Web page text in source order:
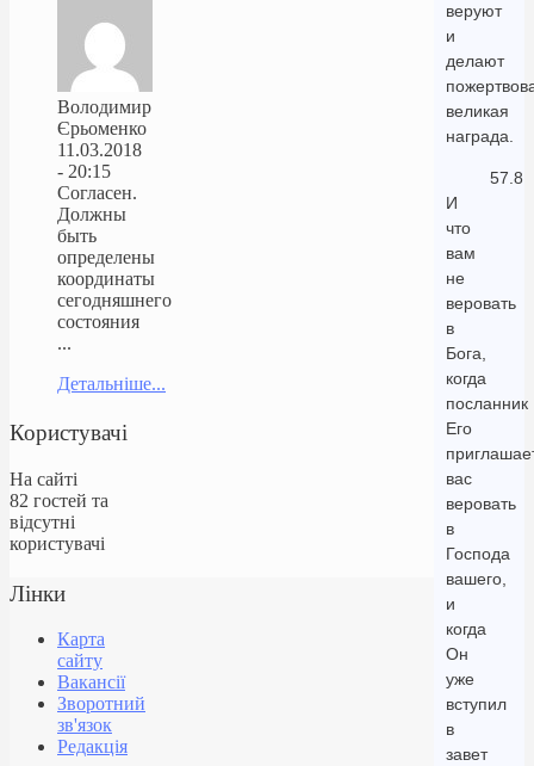
веруют
и
делают
великая
награда.
57.8
И
что
вам
не
веровать
в
Бога,
когда
посланник
Его
вас
веровать
в
Господа
вашего,
и
когда
Он
уже
вступил
в
завет
Володимир
Єрьоменко
11.03.2018
- 20:15
Согласен.
Должны
быть
определены
координаты
сегодняшнего
состояния
...
Детальніше...
Користувачі
На сайті
82 гостей та
відсутні
користувачі
Лінки
Карта
сайту
Вакансії
Зворотний
зв'язок
Редакція